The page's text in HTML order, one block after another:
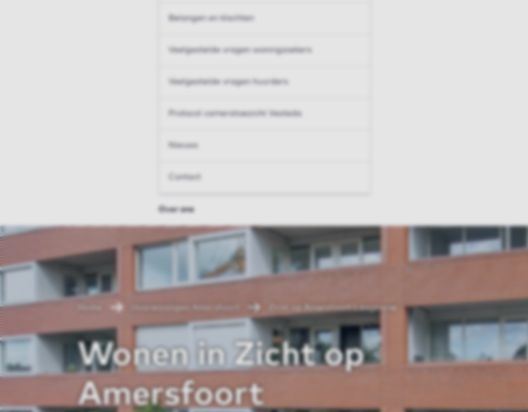
Belangen en klachten
Veelgestelde vragen woningzoekers
Veelgestelde vragen huurders
Protocol cameratoezicht Vesteda
Nieuws
Contact
Over ons
Zicht op Amersfoort Laagbouw
Wonen in Zicht op
Amersfoort